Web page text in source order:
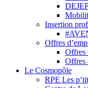
Insertion
Offres
Offres
Offres
Le Cosmopôle
RPE Les